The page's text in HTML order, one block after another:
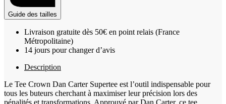
Guide des tailles
Livraison gratuite dès 50€ en point relais (France
Métropolitaine)
14 jours pour changer d’avis
Description
Le Tee Crown Dan Carter Supertee est l’outil indispensable pour
tous les buteurs cherchant à maximiser leur précision lors des
pénalités et transformations. Approuvé par Dan Carter, ce tee